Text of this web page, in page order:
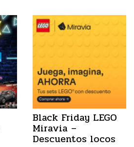
Black Friday LEGO
Miravia –
Descuentos locos